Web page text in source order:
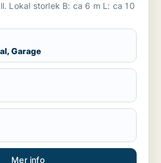
Lokal storlek B: ca 6 m L: ca 10
Garage
Mer info